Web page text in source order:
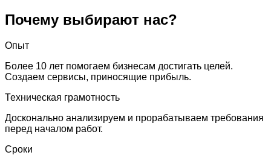
Почему выбирают нас?
Опыт
Более 10 лет помогаем бизнесам достигать целей.
Создаем сервисы, приносящие прибыль.
Техническая грамотность
Досконально анализируем и прорабатываем требования
перед началом работ.
Сроки